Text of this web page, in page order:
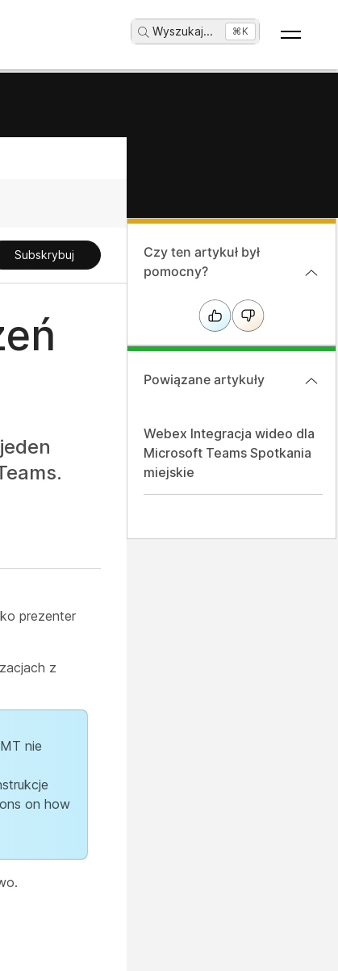
Wyszukaj... ⌘K
Subskrybuj
prezenter
z
nie
on how
Czy ten artykuł był
pomocny?
Powiązane artykuły
Webex Integracja wideo dla
Microsoft Teams Spotkania
miejskie